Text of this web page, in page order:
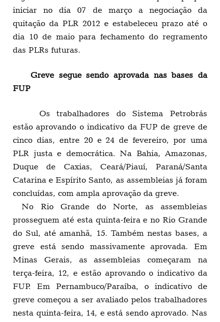
iniciar no dia 07 de março a negociação da
quitação da PLR 2012 e estabeleceu prazo até o
dia 10 de maio para fechamento do regramento
das PLRs futuras.
Greve segue sendo aprovada nas bases da
FUP
Os trabalhadores do Sistema Petrobrás
estão aprovando o indicativo da FUP de greve de
cinco dias, entre 20 e 24 de fevereiro, por uma
PLR justa e democrática. Na Bahia, Amazonas,
Duque de Caxias, Ceará/Piauí, Paraná/Santa
Catarina e Espírito Santo, as assembleias já foram
concluídas, com ampla aprovação da greve.
No Rio Grande do Norte, as assembleias
prosseguem até esta quinta-feira e no Rio Grande
do Sul, até amanhã, 15. Também nestas bases, a
greve está sendo massivamente aprovada. Em
Minas Gerais, as assembleias começaram na
terça-feira, 12, e estão aprovando o indicativo da
FUP. Em Pernambuco/Paraíba, o indicativo de
greve começou a ser avaliado pelos trabalhadores
nesta quinta-feira, 14, e está sendo aprovado. Nas